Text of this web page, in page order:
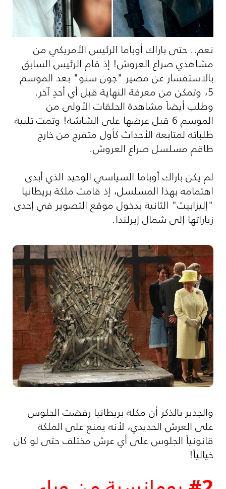
نعم.. حتى باراك أوباما الرئيس الأمريكي من
مشاهدي صراع العروش! إذ قام الرئيس السابق
بالاستفسار عن مصير "جون سنو" بعد الموسم
5، وتمكن من معرفة النهاية قبل أي أحدٍ آخر.
وطلب أيضاً مشاهدة الحلقات الأولى من
الموسم 6 قبل عرضها على الشاشة! وتمت تلبية
طلباته لمتابعة الأحداث كأول متفرج من خارج
طاقم مسلسل صراع العروش.
لم يكن باراك أوباما السياسي الوحيد الذي أبدى
اهتمامه بهذا المسلسل، إذ قامت ملكة بريطانيا
"إليزابيث" الثانية بدخول موقع التصوير في إحدى
زياراتها إلى شمال إيرلندا.
والجدير بالذكر أن مكلة بريطانيا رفضت الجلوس
على العرش الحديدي، لأنه يمنع على الملكة
قانونياً الجلوس على أي عرش مختلف حتى لو كان
خيالياً!